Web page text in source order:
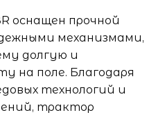
оснащен прочной
механизмами,
долгую и
на поле. Благодаря
технологий и
трактор